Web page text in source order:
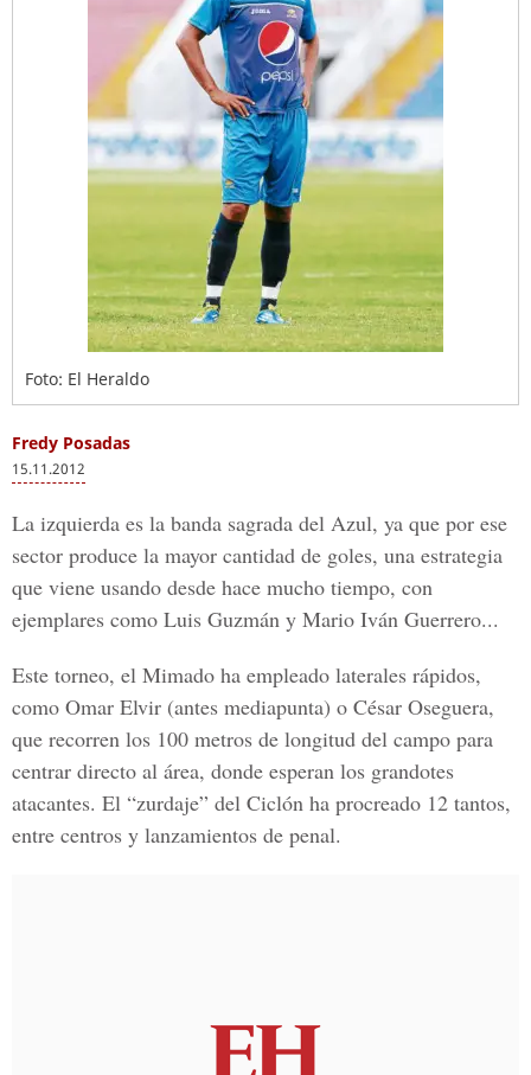
Foto: El Heraldo
Fredy Posadas
15.11.2012
La izquierda es la banda sagrada del Azul, ya que por ese
sector produce la mayor cantidad de goles, una estrategia
que viene usando desde hace mucho tiempo, con
ejemplares como Luis Guzmán y Mario Iván Guerrero...
Este torneo, el Mimado ha empleado laterales rápidos,
como Omar Elvir (antes mediapunta) o César Oseguera,
que recorren los 100 metros de longitud del campo para
centrar directo al área, donde esperan los grandotes
atacantes. El “zurdaje” del Ciclón ha procreado 12 tantos,
entre centros y lanzamientos de penal.